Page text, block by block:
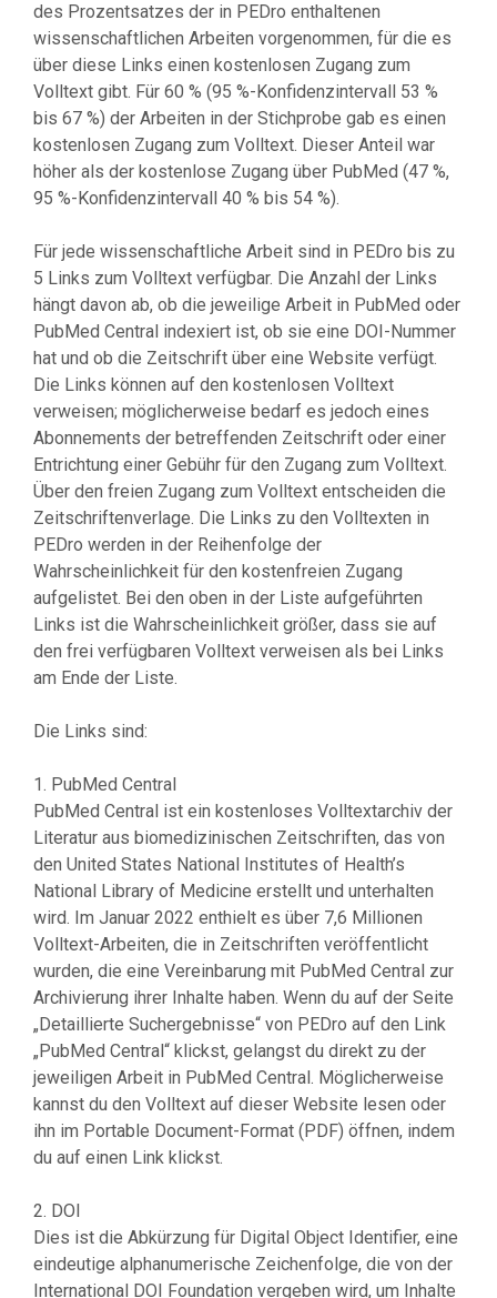
des Prozentsatzes der in PEDro enthaltenen
wissenschaftlichen Arbeiten vorgenommen, für die es
über diese Links einen kostenlosen Zugang zum
Volltext gibt. Für 60 % (95 %-Konfidenzintervall 53 %
bis 67 %) der Arbeiten in der Stichprobe gab es einen
kostenlosen Zugang zum Volltext. Dieser Anteil war
höher als der kostenlose Zugang über PubMed (47 %,
95 %-Konfidenzintervall 40 % bis 54 %).
Für jede wissenschaftliche Arbeit sind in PEDro bis zu
5 Links zum Volltext verfügbar. Die Anzahl der Links
hängt davon ab, ob die jeweilige Arbeit in PubMed oder
PubMed Central indexiert ist, ob sie eine DOI-Nummer
hat und ob die Zeitschrift über eine Website verfügt.
Die Links können auf den kostenlosen Volltext
verweisen; möglicherweise bedarf es jedoch eines
Abonnements der betreffenden Zeitschrift oder einer
Entrichtung einer Gebühr für den Zugang zum Volltext.
Über den freien Zugang zum Volltext entscheiden die
Zeitschriftenverlage. Die Links zu den Volltexten in
PEDro werden in der Reihenfolge der
Wahrscheinlichkeit für den kostenfreien Zugang
aufgelistet. Bei den oben in der Liste aufgeführten
Links ist die Wahrscheinlichkeit größer, dass sie auf
den frei verfügbaren Volltext verweisen als bei Links
am Ende der Liste.
Die Links sind:
1. PubMed Central
PubMed Central ist ein kostenloses Volltextarchiv der
Literatur aus biomedizinischen Zeitschriften, das von
den United States National Institutes of Health’s
National Library of Medicine erstellt und unterhalten
wird. Im Januar 2022 enthielt es über 7,6 Millionen
Volltext-Arbeiten, die in Zeitschriften veröffentlicht
wurden, die eine Vereinbarung mit PubMed Central zur
Archivierung ihrer Inhalte haben. Wenn du auf der Seite
„Detaillierte Suchergebnisse“ von PEDro auf den Link
„PubMed Central“ klickst, gelangst du direkt zu der
jeweiligen Arbeit in PubMed Central. Möglicherweise
kannst du den Volltext auf dieser Website lesen oder
ihn im Portable Document-Format (PDF) öffnen, indem
du auf einen Link klickst.
2. DOI
Dies ist die Abkürzung für Digital Object Identifier, eine
eindeutige alphanumerische Zeichenfolge, die von der
International DOI Foundation vergeben wird, um Inhalte